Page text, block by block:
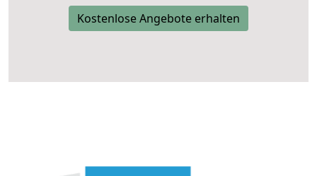
Kostenlose Angebote erhalten